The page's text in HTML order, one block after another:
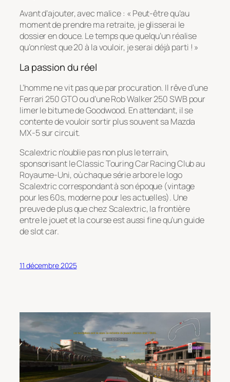
Avant d’ajouter, avec malice : « Peut-être qu’au
moment de prendre ma retraite, je glisserai le
dossier en douce. Le temps que quelqu’un réalise
qu’on n’est que 20 à la vouloir, je serai déjà parti ! »
La passion du réel
L’homme ne vit pas que par procuration. Il rêve d’une
Ferrari 250 GTO ou d’une Rob Walker 250 SWB pour
limer le bitume de Goodwood. En attendant, il se
contente de vouloir sortir plus souvent sa Mazda
MX-5 sur circuit.
Scalextric n’oublie pas non plus le terrain,
sponsorisant leClassic Touring Car Racing Clubau
Royaume-Uni, où chaque série arbore le logo
Scalextric correspondant à son époque (vintage
pour les 60s, moderne pour les actuelles). Une
preuve de plus que chez Scalextric, la frontière
entre le jouet et la course est aussi fine qu’un guide
de slot car.
11 décembre 2025